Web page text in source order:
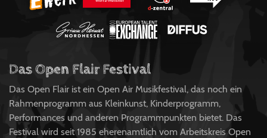
Das Open Flair Festival
Das Open Flair ist ein Open Air Musikfestival, das noch ein
Rahmenprogramm aus Kleinkunst, Kinderprogramm,
Performances und anderen Programmpunkten bietet. Das
Festival wird seit 1985 eherenamtlich vom Arbeitskreis Open